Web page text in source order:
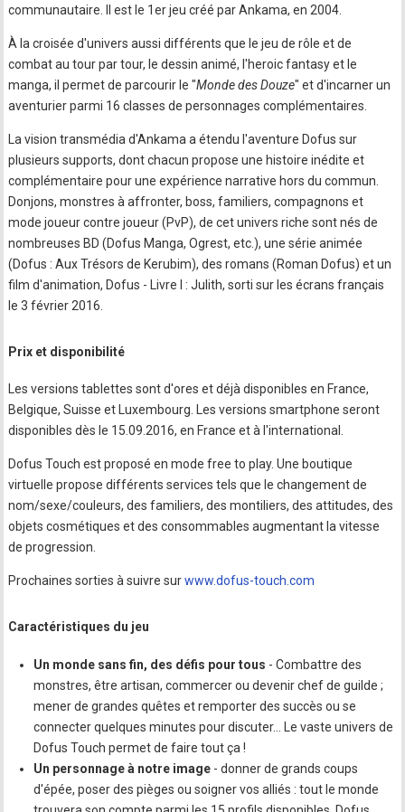
communautaire. Il est le 1er jeu créé par Ankama, en 2004.
À la croisée d'univers aussi différents que le jeu de rôle et de
combat au tour par tour, le dessin animé, l'heroic fantasy et le
manga, il permet de parcourir le "Monde des Douze" et d'incarner un
aventurier parmi 16 classes de personnages complémentaires.
La vision transmédia d'Ankama a étendu l'aventure Dofus sur
plusieurs supports, dont chacun propose une histoire inédite et
complémentaire pour une expérience narrative hors du commun.
Donjons, monstres à affronter, boss, familiers, compagnons et
mode joueur contre joueur (PvP), de cet univers riche sont nés de
nombreuses BD (Dofus Manga, Ogrest, etc.), une série animée
(Dofus : Aux Trésors de Kerubim), des romans (Roman Dofus) et un
film d'animation, Dofus - Livre I : Julith, sorti sur les écrans français
le 3 février 2016.
Prix et disponibilité
Les versions tablettes sont d'ores et déjà disponibles en France,
Belgique, Suisse et Luxembourg. Les versions smartphone seront
disponibles dès le 15.09.2016, en France et à l'international.
Dofus Touch est proposé en mode free to play. Une boutique
virtuelle propose différents services tels que le changement de
nom/sexe/couleurs, des familiers, des montiliers, des attitudes, des
objets cosmétiques et des consommables augmentant la vitesse
de progression.
Prochaines sorties à suivre surwww.dofus-touch.com
Caractéristiques du jeu
Un monde sans fin, des défis pour tous - Combattre des
monstres, être artisan, commercer ou devenir chef de guilde ;
mener de grandes quêtes et remporter des succès ou se
connecter quelques minutes pour discuter… Le vaste univers de
Dofus Touch permet de faire tout ça !
Un personnage à notre image - donner de grands coups
d'épée, poser des pièges ou soigner vos alliés : tout le monde